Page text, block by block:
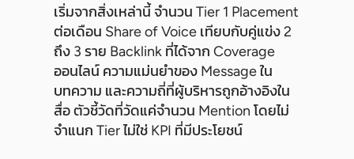
เริ่มจากสิ่งเหล่านี้ จำนวน Tier 1 Placement
ต่อเดือน Share of Voice เทียบกับคู่แข่ง 2
ถึง 3 ราย Backlink ที่ได้จาก Coverage
ออนไลน์ ความแม่นยำของ Message ใน
บทความ และความถี่ที่ผู้บริหารถูกอ้างอิงใน
สื่อ ตัวชี้วัดที่วัดแค่จำนวน Mention โดยไม่
จำแนก Tier ไม่ใช่ KPI ที่มีประโยชน์